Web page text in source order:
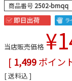
商品番号 2502-bmqq
当店販売価格 ¥
[ 1,499ポイン
送料込